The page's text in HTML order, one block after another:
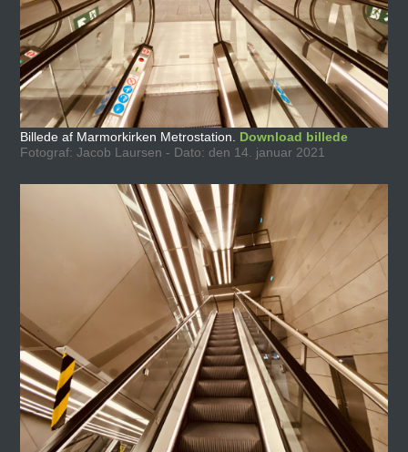
Billede af Marmorkirken Metrostation. Download billede
Fotograf: Jacob Laursen - Dato: den 14. januar 2021